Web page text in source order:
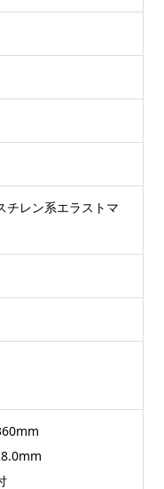
チレン系エラストマ